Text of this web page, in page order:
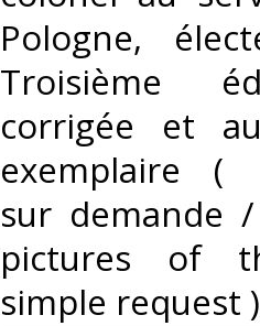
Pologne,
Troisième
corrigée et
exemplaire (
sur demande
pictures of
simple request